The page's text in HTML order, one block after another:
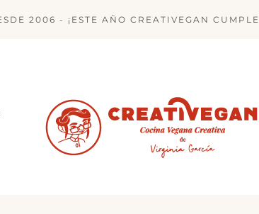
2006 - ¡ESTE AÑO CREATIVEGAN CUMPLE